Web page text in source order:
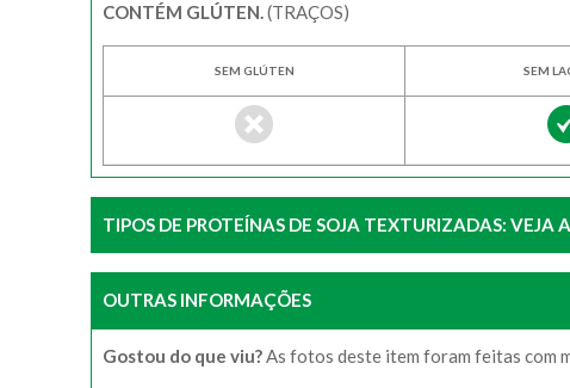
CONTÉM GLÚTEN.(TRAÇOS)
SEM GLÚTEN SEM
TIPOS DE PROTEÍNAS DE SOJA TEXTURIZADAS: VEJA
OUTRAS INFORMAÇÕES
Gostou do que viu?As fotos deste item foram feitas com